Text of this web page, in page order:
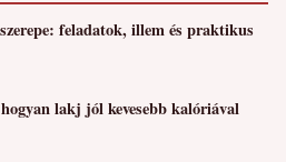
feladatok, illem és praktikus
lakj jól kevesebb kalóriával